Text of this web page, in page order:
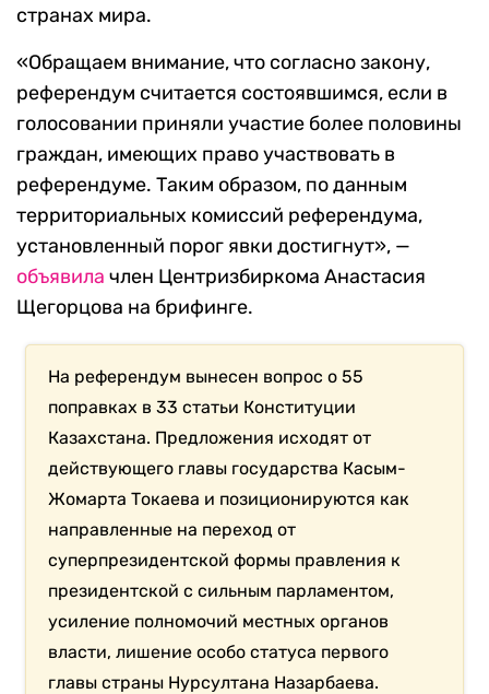
странах мира.
«Обращаем внимание, что согласно закону,
референдум считается состоявшимся, если в
голосовании приняли участие более половины
граждан, имеющих право участвовать в
референдуме. Таким образом, по данным
территориальных комиссий референдума,
установленный порог явки достигнут», —
объявила член Центризбиркома Анастасия
Щегорцова на брифинге.
На референдум вынесен вопрос о 55
поправках в 33 статьи Конституции
Казахстана. Предложения исходят от
действующего главы государства Касым-
Жомарта Токаева и позиционируются как
направленные на переход от
суперпрезидентской формы правления к
президентской с сильным парламентом,
усиление полномочий местных органов
власти, лишение особо статуса первого
главы страны Нурсултана Назарбаева.